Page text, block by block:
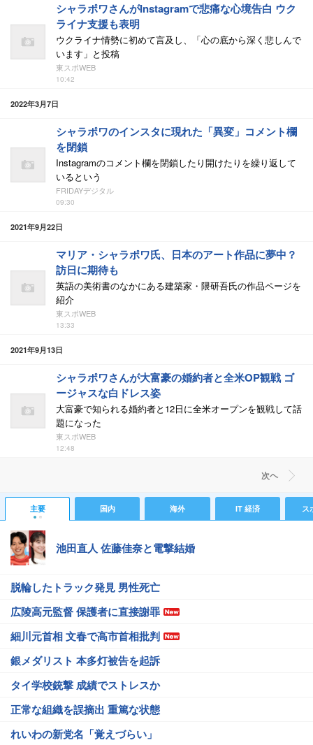
シャラポワさんがInstagramで悲痛な心境告白 ウク
ライナ支援も表明
ウクライナ情勢に初めて言及し、「心の底から深く悲しんで
います」と投稿
東スポWEB
10:42
2022年3月7日
シャラポワのインスタに現れた「異変」コメント欄
を閉鎖
Instagramのコメント欄を閉鎖したり開けたりを繰り返して
いるという
FRIDAYデジタル
09:30
2021年9月22日
マリア・シャラポワ氏、日本のアート作品に夢中？
訪日に期待も
英語の美術書のなかにある建築家・隈研吾氏の作品ページを
紹介
東スポWEB
13:33
2021年9月13日
シャラポワさんが大富豪の婚約者と全米OP観戦 ゴ
ージャスな白ドレス姿
大富豪で知られる婚約者と12日に全米オープンを観戦して話
題になった
東スポWEB
12:48
次ヘ
主要 国内 海外 IT 経済 ス
池田直人 佐藤佳奈と電撃結婚
脱輪したトラック発見 男性死亡
広陵高元監督 保護者に直接謝罪
細川元首相 文春で高市首相批判
銀メダリスト 本多灯被告を起訴
タイ学校銃撃 成績でストレスか
正常な組織を誤摘出 重篤な状態
れいわの新党名「覚えづらい」